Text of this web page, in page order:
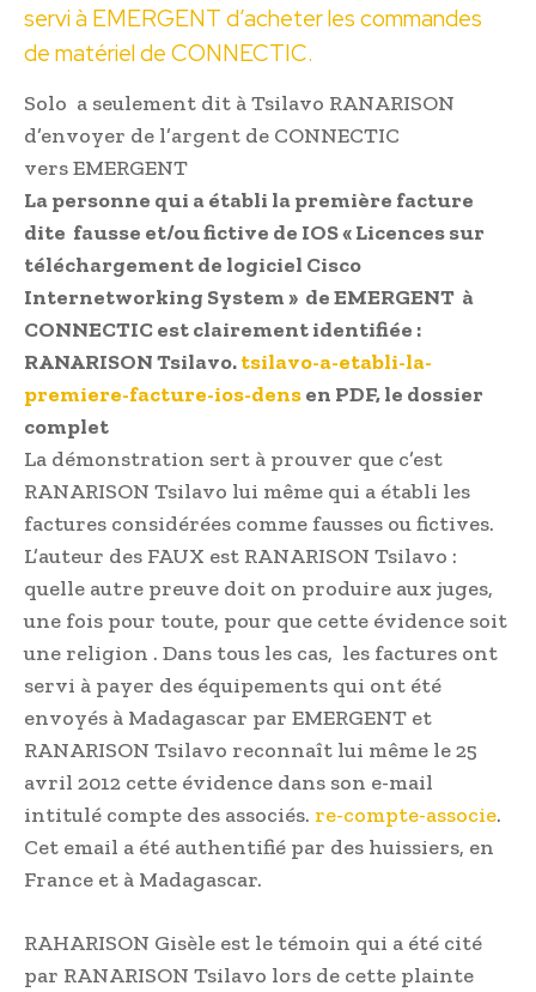
servi à EMERGENT d’acheter les commandes
de matériel de CONNECTIC.
Solo a seulement dit à Tsilavo RANARISON
d’envoyer de l’argent de CONNECTIC
vers EMERGENT
La personne qui a établi la première facture
dite fausse et/ou fictive de IOS« Licences sur
téléchargement de logiciel Cisco
Internetworking System » de EMERGENT à
CONNECTIC est clairement identifiée :
RANARISON Tsilavo.tsilavo-a-etabli-la-
premiere-facture-ios-densen PDF, le dossier
complet
La démonstration sert à prouver que c’est
RANARISON Tsilavo lui même qui a établi les
factures considérées comme fausses ou fictives.
L’auteur des FAUX est RANARISON Tsilavo :
quelle autre preuve doit on produire aux juges,
une fois pour toute, pour que cette évidence soit
une religion . Dans tous les cas, les factures ont
servi à payer des équipements qui ont été
envoyés à Madagascar par EMERGENT et
RANARISON Tsilavo reconnaît lui même le 25
avril 2012 cette évidence dans son e-mail
intitulé compte des associés. re-compte-associe.
Cet email a été authentifié par des huissiers, en
France et à Madagascar.
RAHARISON Gisèle est le témoin qui a été cité
par RANARISON Tsilavo lors de cette plainte